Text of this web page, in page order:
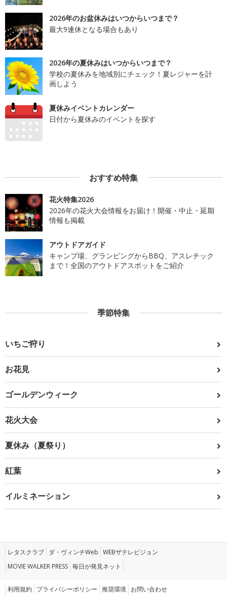
2026年のお盆休みはいつからいつまで？
最大9連休となる場合もあり
2026年の夏休みはいつからいつまで？
学校の夏休みを地域別にチェック！夏レジャーを計
画しよう
夏休みイベントカレンダー
日付から夏休みのイベントを探す
おすすめ特集
花火特集2026
2026年の花火大会情報をお届け！開催・中止・延期
情報も掲載
アウトドアガイド
キャンプ場、グランピングからBBQ、アスレチック
まで！全国のアウトドアスポットをご紹介
季節特集
いちご狩り
お花見
ゴールデンウィーク
花火大会
夏休み（夏祭り）
紅葉
イルミネーション
レタスクラブ ダ・ヴィンチWeb WEBザテレビジョン
MOVIE WALKER PRESS 毎日が発見ネット
利用規約 プライバシーポリシー 推奨環境 お問い合わせ